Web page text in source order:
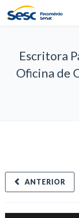
Escritora
Oficina de
ANTERIOR